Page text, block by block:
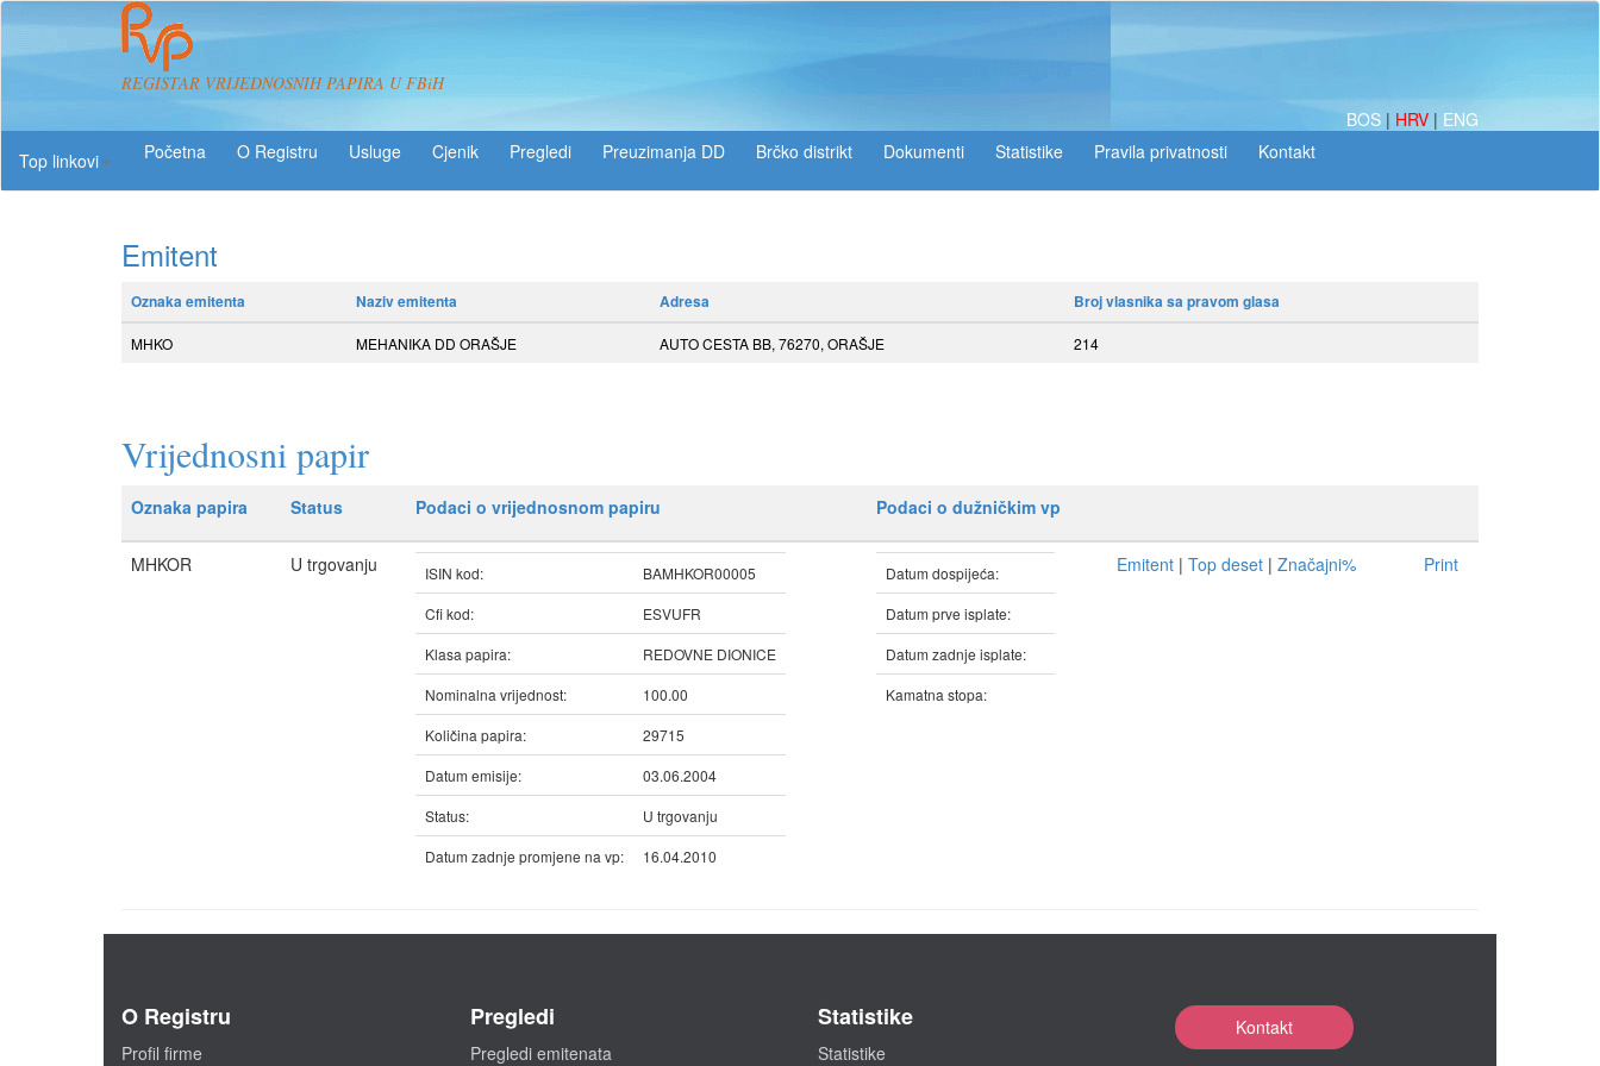
REGISTAR VRIJEDNOSNIH PAPIRA U FBiH
BOS | HRV | ENG
Top linkovi
O Registru Usluge Pregledi Preuzimanja DD Brčko distrikt Dokumenti Statistike
Emitent
Oznaka emitenta Naziv emitenta Adresa Broj vlasnika sa pravom glasa
MHKO MEHANIKA DD ORAŠJE AUTO CESTA BB, 76270, ORAŠJE 214
Vrijednosni papir
Oznaka papira Status Podaci o vrijednosnom papiru Podaci o dužničkim vp
MHKOR U trgovanju ISIN kod:
BAMHKOR00005
Cfi kod:
ESVUFR
Klasa papira:
REDOVNE DIONICE
Nominalna vrijednost:
100.00
Količina papira:
29715
Datum emisije:
03.06.2004
Status:
U trgovanju
Datum zadnje promjene na vp:
16.04.2010
Datum dospijeća:
Datum prve isplate:
Datum zadnje isplate:
Kamatna stopa:
Emitent | Top deset | Značajni% Print
O Registru
Profil firme
Pregledi
Pregledi emitenata
Statistike
Statistike
Kontakt